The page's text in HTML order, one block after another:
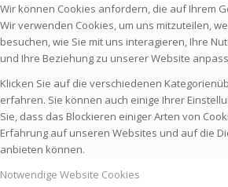
Wir können Cookies anfordern, die auf Ihrem
Wir verwenden Cookies, um uns mitzuteilen,
besuchen, wie Sie mit uns interagieren, Ihre
und Ihre Beziehung zu unserer Website
Klicken Sie auf die verschiedenen
erfahren. Sie können auch einige Ihrer
Sie, dass das Blockieren einiger Arten von
Erfahrung auf unseren Websites und auf die
anbieten können.
Notwendige Website Cookies